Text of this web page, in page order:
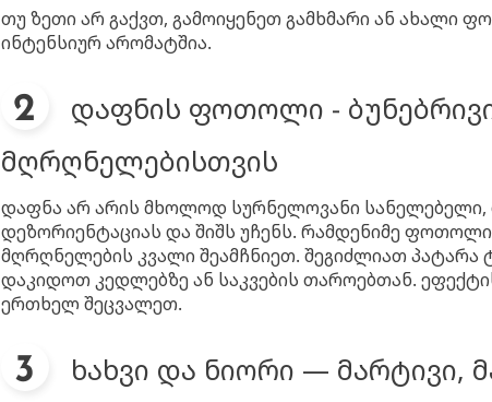
თუ ზეთი არ გაქვთ, გამოიყენეთ გამხმარი ან ახალი
ინტენსიურ არომატშია.
დაფნის ფოთოლი -
მღრღნელებისთვის
დაფნა არ არის მხოლოდ სურნელოვანი სანელებელი,
დეზორიენტაციას და შიშს უჩენს. რამდენიმე
მღრღნელების კვალი შეამჩნიეთ. შეგიძლიათ
დაკიდოთ კედლებზე ან საკვების თაროებთან.
ერთხელ შეცვალეთ.
ხახვი და ნიორი — მარტივი,